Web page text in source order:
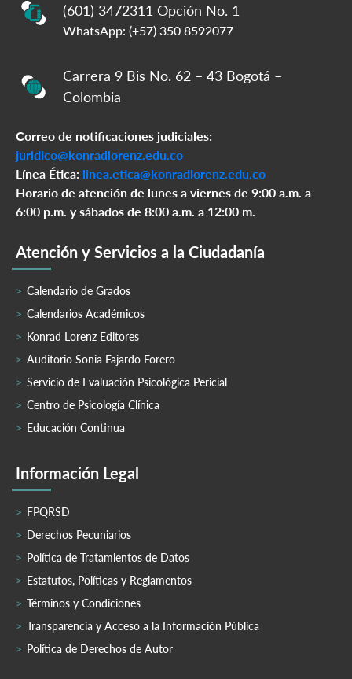
(601) 3472311 Opción No. 1
WhatsApp: (+57) 350 8592077
Carrera 9 Bis No. 62 – 43 Bogotá –
Colombia
Correo de notificaciones judiciales:
juridico@konradlorenz.edu.co
Línea Ética: linea.etica@konradlorenz.edu.co
Horario de atención de lunes a viernes de 9:00 a.m. a
6:00 p.m. y sábados de 8:00 a.m. a 12:00 m.
Atención y Servicios a la Ciudadanía
Calendario de Grados
Calendarios Académicos
Konrad Lorenz Editores
Auditorio Sonia Fajardo Forero
Servicio de Evaluación Psicológica Pericial
Centro de Psicología Clínica
Educación Continua
Información Legal
FPQRSD
Derechos Pecuniarios
Política de Tratamientos de Datos
Estatutos, Políticas y Reglamentos
Términos y Condiciones
Transparencia y Acceso a la Información Pública
Política de Derechos de Autor